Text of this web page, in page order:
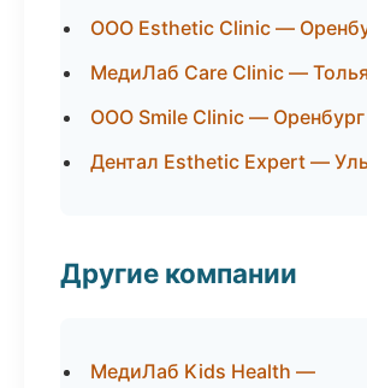
ООО Esthetic Clinic —
МедиЛаб Care Clinic —
ООО Smile Clinic — Оренбург
Дентал Esthetic Expert —
Другие компании
МедиЛаб Kids Health —